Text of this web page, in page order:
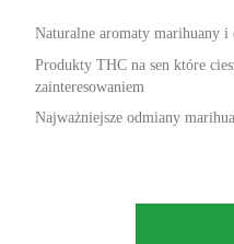
Naturalne aromaty marihuany i
Produkty THC na sen które
zainteresowaniem
Najważniejsze odmiany